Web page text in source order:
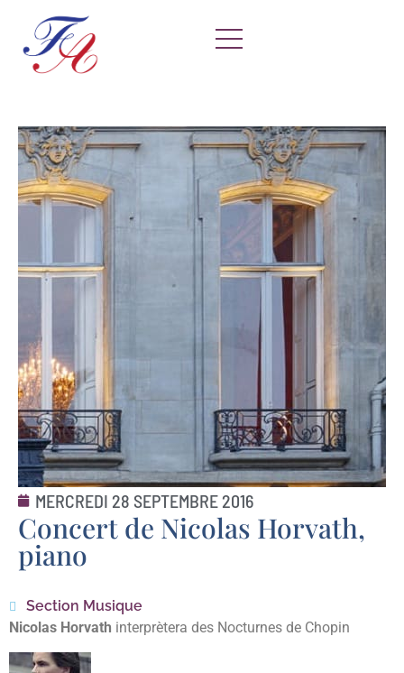
MERCREDI 28 SEPTEMBRE 2016
Concert de Nicolas Horvath,
piano
Section Musique
Nicolas Horvath interprètera des Nocturnes de Chopin